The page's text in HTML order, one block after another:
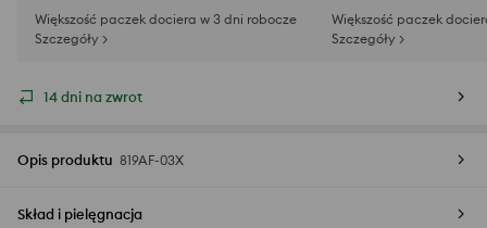
Większość paczek dociera w 3 dni robocze
Szczegóły >
Większość paczek
Szczegóły >
14 dni na zwrot
Opis produktu 819AF-03X
Skład i pielęgnacja